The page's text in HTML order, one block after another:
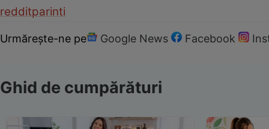
redditparinti
Urmărește-ne pe Google News Facebook
Ghid de cumpărături